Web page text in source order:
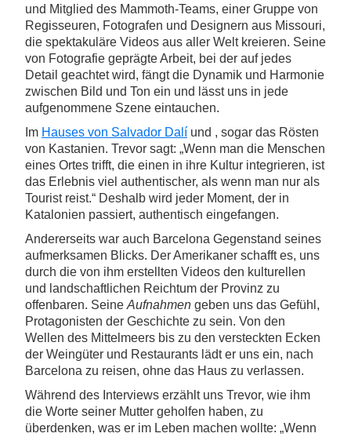
und Mitglied des Mammoth-Teams, einer Gruppe von
Regisseuren, Fotografen und Designern aus Missouri,
die spektakuläre Videos aus aller Welt kreieren. Seine
von Fotografie geprägte Arbeit, bei der auf jedes
Detail geachtet wird, fängt die Dynamik und Harmonie
zwischen Bild und Ton ein und lässt uns in jede
aufgenommene Szene eintauchen.
Im Hauses von Salvador Dalí und , sogar das Rösten
von Kastanien. Trevor sagt: „Wenn man die Menschen
eines Ortes trifft, die einen in ihre Kultur integrieren, ist
das Erlebnis viel authentischer, als wenn man nur als
Tourist reist.“ Deshalb wird jeder Moment, der in
Katalonien passiert, authentisch eingefangen.
Andererseits war auch Barcelona Gegenstand seines
aufmerksamen Blicks. Der Amerikaner schafft es, uns
durch die von ihm erstellten Videos den kulturellen
und landschaftlichen Reichtum der Provinz zu
offenbaren. Seine Aufnahmen geben uns das Gefühl,
Protagonisten der Geschichte zu sein. Von den
Wellen des Mittelmeers bis zu den versteckten Ecken
der Weingüter und Restaurants lädt er uns ein, nach
Barcelona zu reisen, ohne das Haus zu verlassen.
Während des Interviews erzählt uns Trevor, wie ihm
die Worte seiner Mutter geholfen haben, zu
überdenken, was er im Leben machen wollte: „Wenn